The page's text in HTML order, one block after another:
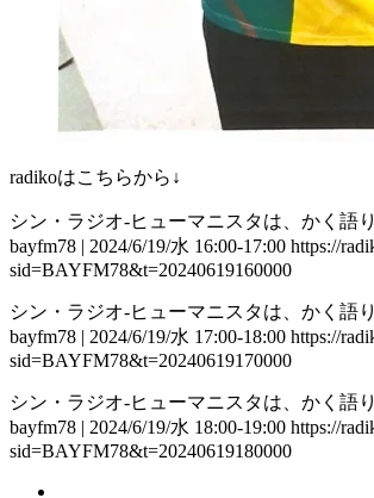
radikoはこちらから↓
シン・ラジオ-ヒューマニスタは、かく語
bayfm78 | 2024/6/19/水 16:00-17:00 https://
sid=BAYFM78&t=20240619160000
シン・ラジオ-ヒューマニスタは、かく語
bayfm78 | 2024/6/19/水 17:00-18:00 https://
sid=BAYFM78&t=20240619170000
シン・ラジオ-ヒューマニスタは、かく語
bayfm78 | 2024/6/19/水 18:00-19:00 https://
sid=BAYFM78&t=20240619180000